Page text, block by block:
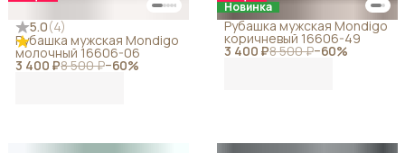
5.0(4)
3 400 ₽8 500 ₽−60%
Рубашка мужская Mondigo
молочный 16606-06
Новинка
3 400 ₽8 500 ₽−60%
Рубашка мужская Mondigo
коричневый 16606-49